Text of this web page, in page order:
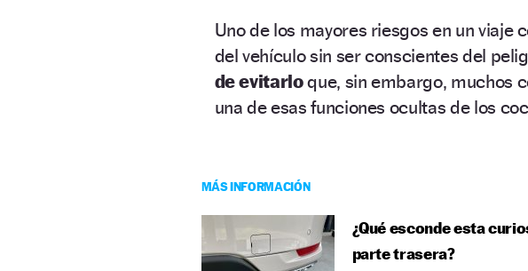
Uno de los mayores riesgos en un viaje
del vehículo sin ser conscientes del
de evitarloque, sin embargo, muchos
una de esas funciones ocultas de los
MÁS INFORMACIÓN
¿Qué esconde esta
parte trasera?